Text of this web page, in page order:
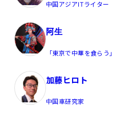
中国アジアITライター
阿生
「東京で中華を食らう」
加藤ヒロト
中国車研究家